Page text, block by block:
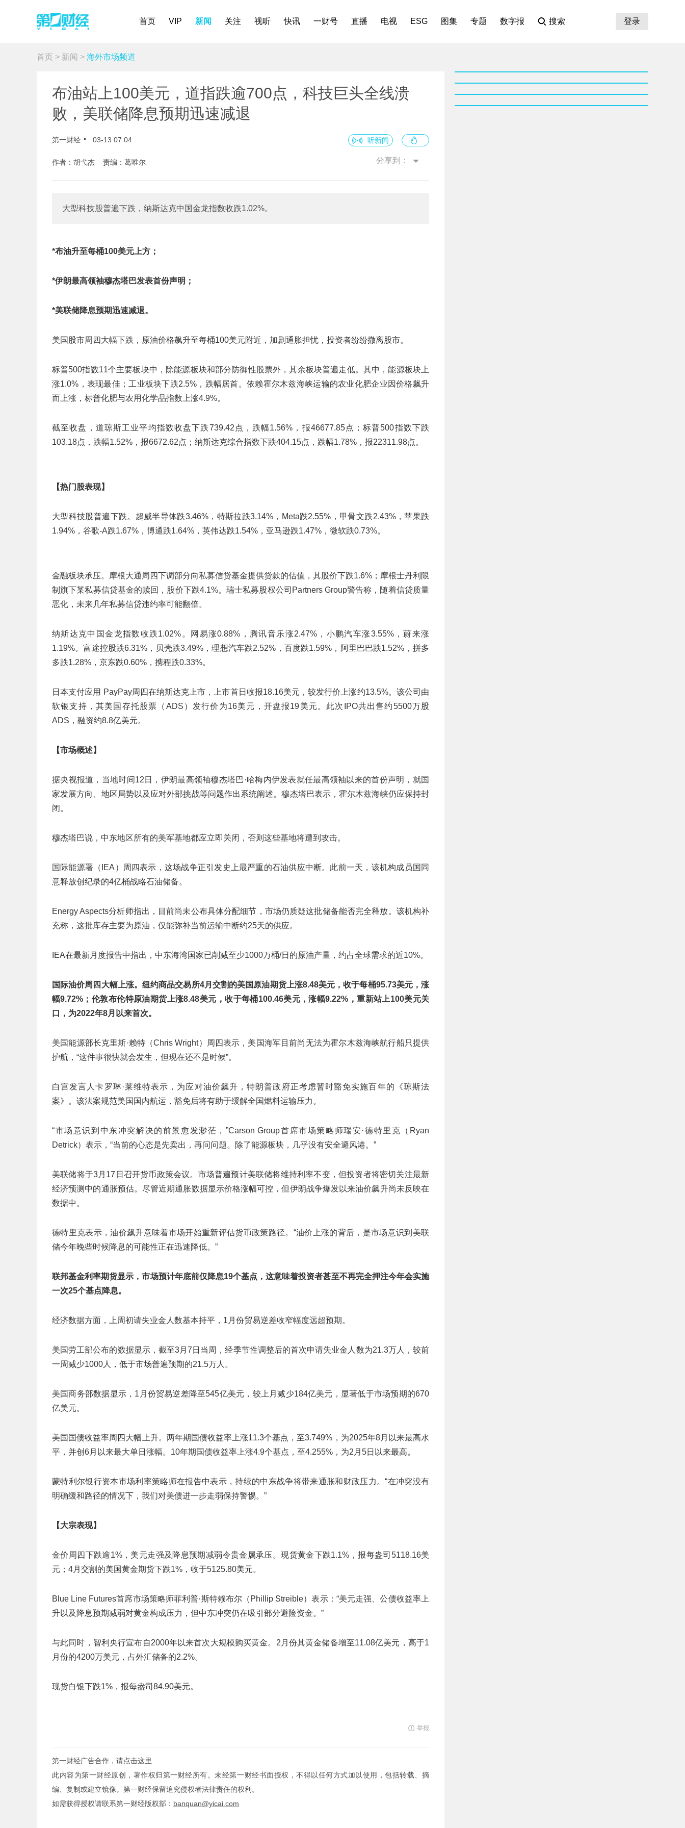
首页 VIP 新闻 关注 视听 快讯 一财号 直播 电视 ESG 图集 专题 数字报 搜索 登录
首页 > 新闻 > 海外市场频道
布油站上100美元，道指跌逾700点，科技巨头全线溃
败，美联储降息预期迅速减退
第一财经 03-13 07:04 听新闻
作者：胡弋杰 责编：葛唯尔 分享到：
大型科技股普遍下跌，纳斯达克中国金龙指数收跌1.02%。
*布油升至每桶100美元上方；
*伊朗最高领袖穆杰塔巴发表首份声明；
*美联储降息预期迅速减退。
美国股市周四大幅下跌，原油价格飙升至每桶100美元附近，加剧通胀担忧，投资者纷纷撤离股市。
标普500指数11个主要板块中，除能源板块和部分防御性股票外，其余板块普遍走低。其中，能源板块上
涨1.0%，表现最佳；工业板块下跌2.5%，跌幅居首。依赖霍尔木兹海峡运输的农业化肥企业因价格飙升
而上涨，标普化肥与农用化学品指数上涨4.9%。
截至收盘，道琼斯工业平均指数收盘下跌739.42点，跌幅1.56%，报46677.85点；标普500指数下跌
103.18点，跌幅1.52%，报6672.62点；纳斯达克综合指数下跌404.15点，跌幅1.78%，报22311.98点。
【热门股表现】
大型科技股普遍下跌。超威半导体跌3.46%，特斯拉跌3.14%，Meta跌2.55%，甲骨文跌2.43%，苹果跌
1.94%，谷歌-A跌1.67%，博通跌1.64%，英伟达跌1.54%，亚马逊跌1.47%，微软跌0.73%。
金融板块承压。摩根大通周四下调部分向私募信贷基金提供贷款的估值，其股价下跌1.6%；摩根士丹利限
制旗下某私募信贷基金的赎回，股价下跌4.1%。瑞士私募股权公司Partners Group警告称，随着信贷质量
恶化，未来几年私募信贷违约率可能翻倍。
纳斯达克中国金龙指数收跌1.02%。网易涨0.88%，腾讯音乐涨2.47%，小鹏汽车涨3.55%，蔚来涨
1.19%。富途控股跌6.31%，贝壳跌3.49%，理想汽车跌2.52%，百度跌1.59%，阿里巴巴跌1.52%，拼多
多跌1.28%，京东跌0.60%，携程跌0.33%。
日本支付应用 PayPay周四在纳斯达克上市，上市首日收报18.16美元，较发行价上涨约13.5%。该公司由
软银支持，其美国存托股票（ADS）发行价为16美元，开盘报19美元。此次IPO共出售约5500万股
ADS，融资约8.8亿美元。
【市场概述】
据央视报道，当地时间12日，伊朗最高领袖穆杰塔巴·哈梅内伊发表就任最高领袖以来的首份声明，就国
家发展方向、地区局势以及应对外部挑战等问题作出系统阐述。穆杰塔巴表示，霍尔木兹海峡仍应保持封
闭。
穆杰塔巴说，中东地区所有的美军基地都应立即关闭，否则这些基地将遭到攻击。
国际能源署（IEA）周四表示，这场战争正引发史上最严重的石油供应中断。此前一天，该机构成员国同
意释放创纪录的4亿桶战略石油储备。
Energy Aspects分析师指出，目前尚未公布具体分配细节，市场仍质疑这批储备能否完全释放。该机构补
充称，这批库存主要为原油，仅能弥补当前运输中断约25天的供应。
IEA在最新月度报告中指出，中东海湾国家已削减至少1000万桶/日的原油产量，约占全球需求的近10%。
国际油价周四大幅上涨。纽约商品交易所4月交割的美国原油期货上涨8.48美元，收于每桶95.73美元，涨
幅9.72%；伦敦布伦特原油期货上涨8.48美元，收于每桶100.46美元，涨幅9.22%，重新站上100美元关
口，为2022年8月以来首次。
美国能源部长克里斯·赖特（Chris Wright）周四表示，美国海军目前尚无法为霍尔木兹海峡航行船只提供
护航，“这件事很快就会发生，但现在还不是时候”。
白宫发言人卡罗琳·莱维特表示，为应对油价飙升，特朗普政府正考虑暂时豁免实施百年的《琼斯法
案》。该法案规范美国国内航运，豁免后将有助于缓解全国燃料运输压力。
“市场意识到中东冲突解决的前景愈发渺茫，”Carson Group首席市场策略师瑞安·德特里克（Ryan
Detrick）表示，“当前的心态是先卖出，再问问题。除了能源板块，几乎没有安全避风港。”
美联储将于3月17日召开货币政策会议。市场普遍预计美联储将维持利率不变，但投资者将密切关注最新
经济预测中的通胀预估。尽管近期通胀数据显示价格涨幅可控，但伊朗战争爆发以来油价飙升尚未反映在
数据中。
德特里克表示，油价飙升意味着市场开始重新评估货币政策路径。“油价上涨的背后，是市场意识到美联
储今年晚些时候降息的可能性正在迅速降低。”
联邦基金利率期货显示，市场预计年底前仅降息19个基点，这意味着投资者甚至不再完全押注今年会实施
一次25个基点降息。
经济数据方面，上周初请失业金人数基本持平，1月份贸易逆差收窄幅度远超预期。
美国劳工部公布的数据显示，截至3月7日当周，经季节性调整后的首次申请失业金人数为21.3万人，较前
一周减少1000人，低于市场普遍预期的21.5万人。
美国商务部数据显示，1月份贸易逆差降至545亿美元，较上月减少184亿美元，显著低于市场预期的670
亿美元。
美国国债收益率周四大幅上升。两年期国债收益率上涨11.3个基点，至3.749%，为2025年8月以来最高水
平，并创6月以来最大单日涨幅。10年期国债收益率上涨4.9个基点，至4.255%，为2月5日以来最高。
蒙特利尔银行资本市场利率策略师在报告中表示，持续的中东战争将带来通胀和财政压力。“在冲突没有
明确缓和路径的情况下，我们对美债进一步走弱保持警惕。”
【大宗表现】
金价周四下跌逾1%，美元走强及降息预期减弱令贵金属承压。现货黄金下跌1.1%，报每盎司5118.16美
元；4月交割的美国黄金期货下跌1%，收于5125.80美元。
Blue Line Futures首席市场策略师菲利普·斯特赖布尔（Phillip Streible）表示：“美元走强、公债收益率上
升以及降息预期减弱对黄金构成压力，但中东冲突仍在吸引部分避险资金。”
与此同时，智利央行宣布自2000年以来首次大规模购买黄金。2月份其黄金储备增至11.08亿美元，高于1
月份的4200万美元，占外汇储备的2.2%。
现货白银下跌1%，报每盎司84.90美元。
举报
第一财经广告合作， 请点击这里
此内容为第一财经原创，著作权归第一财经所有。未经第一财经书面授权，不得以任何方式加以使用，包括转载、摘
编、复制或建立镜像。第一财经保留追究侵权者法律责任的权利。
如需获得授权请联系第一财经版权部： banquan@yicai.com